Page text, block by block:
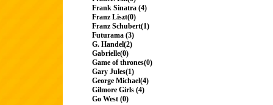
Frank Sinatra (4)
Franz Liszt(0)
Franz Schubert(1)
Futurama (3)
G. Handel(2)
Gabrielle(0)
Game of thrones(0)
Gary Jules(1)
George Michael(4)
Gilmore Girls (4)
Go West (0)